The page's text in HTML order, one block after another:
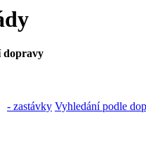
dopravy
- zastávky Vyhledání podle